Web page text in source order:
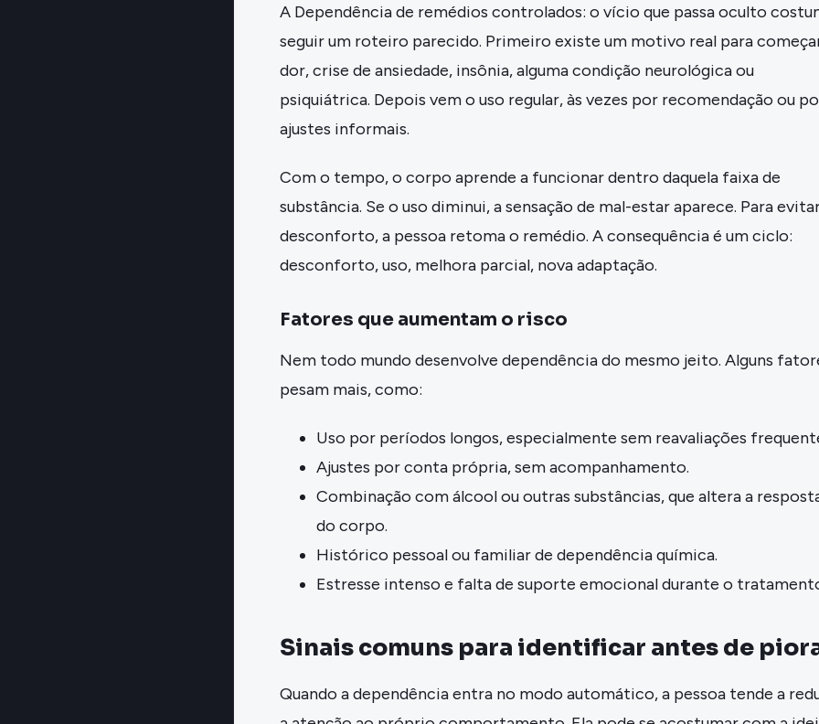
A Dependência de remédios controlados: o vício que passa oculto
seguir um roteiro parecido. Primeiro existe um motivo real para
dor, crise de ansiedade, insônia, alguma condição neurológica ou
psiquiátrica. Depois vem o uso regular, às vezes por recomendação ou
ajustes informais.
Com o tempo, o corpo aprende a funcionar dentro daquela faixa de
substância. Se o uso diminui, a sensação de mal-estar aparece. Para
desconforto, a pessoa retoma o remédio. A consequência é um ciclo:
desconforto, uso, melhora parcial, nova adaptação.
Fatores que aumentam o risco
Nem todo mundo desenvolve dependência do mesmo jeito. Alguns
pesam mais, como:
Uso por períodos longos, especialmente sem reavaliações
Ajustes por conta própria, sem acompanhamento.
Combinação com álcool ou outras substâncias, que altera a
do corpo.
Histórico pessoal ou familiar de dependência química.
Estresse intenso e falta de suporte emocional durante o
Sinais comuns para identificar antes de
Quando a dependência entra no modo automático, a pessoa tende a